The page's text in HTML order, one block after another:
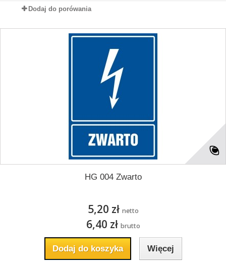
Dodaj do porówania
HG 004 Zwarto
5,20 zł netto
6,40 zł brutto
Dodaj do koszyka Więcej